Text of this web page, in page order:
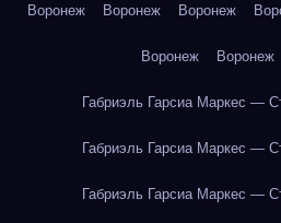
Воронеж Воронеж Воронеж
Воронеж Воронеж
Габриэль Гарсиа Маркес —
Габриэль Гарсиа Маркес —
Габриэль Гарсиа Маркес —